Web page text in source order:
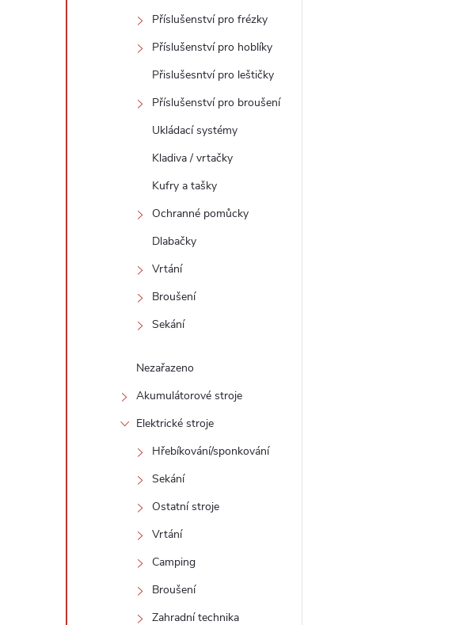
Příslušenství pro frézky
Příslušenství pro hoblíky
Přislušesntví pro leštičky
Příslušenství pro broušení
Ukládací systémy
Kladiva / vrtačky
Kufry a tašky
Ochranné pomůcky
Dlabačky
Vrtání
Broušení
Sekání
Nezařazeno
Akumulátorové stroje
Elektrické stroje
Hřebíkování/sponkování
Sekání
Ostatní stroje
Vrtání
Camping
Broušení
Zahradní technika